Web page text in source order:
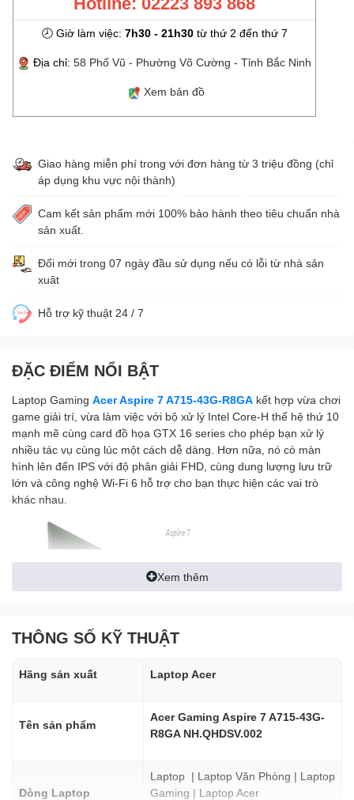
🕗 Giờ làm việc: 7h30 - 21h30từ thứ 2 đến thứ 7
Địa chỉ: 58 Phố Vũ - Phường Võ Cường - Tỉnh Bắc Ninh
Xem bản đồ
Giao hàng miễn phí trong với đơn hàng từ 3 triệu đồng (chỉ
áp dụng khu vực nội thành)
Cam kết sản phẩm mới 100% bảo hành theo tiêu chuẩn nhà
sản xuất.
Đổi mới trong 07 ngày đầu sử dụng nếu có lỗi từ nhà sản
xuât
Hỗ trợ kỹ thuật 24 / 7
ĐẶC ĐIỂM NỔI BẬT
Laptop Gaming Acer Aspire 7 A715-43G-R8GA kết hợp vừa chơi
game giải trí, vừa làm việc với bộ xử lý Intel Core-H thế hệ thứ 10
mạnh mẽ cùng card đồ họa GTX 16 series cho phép bạn xử lý
nhiều tác vụ cùng lúc một cách dễ dàng. Hơn nữa, nó có màn
hình lên đến IPS với độ phân giải FHD, cùng dung lượng lưu trữ
lớn và công nghệ Wi-Fi 6 hỗ trợ cho bạn thực hiện các vai trò
khác nhau.
Hiệu năng mạnh mẽ
mạnh mẽ cùng card đồ họa GTX 16 series cho phép bạn xử lý
nhiều tác vụ cùng lúc một cách dễ dàng.
Xem thêm
THÔNG SỐ KỸ THUẬT
Hãng sản xuất Laptop Acer
Tên sản phẩm
Acer Gaming Aspire 7 A715-43G-
R8GA NH.QHDSV.002
Dòng Laptop
Laptop | Laptop Văn Phòng | Laptop
Gaming | Laptop Acer